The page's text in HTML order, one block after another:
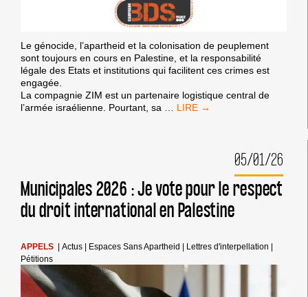
Le génocide, l’apartheid et la colonisation de peuplement
sont toujours en cours en Palestine, et la responsabilité
légale des Etats et institutions qui facilitent ces crimes est
engagée.
La compagnie ZIM est un partenaire logistique central de
l’armée israélienne. Pourtant, sa … TREIZIÈME
INTERNATIONAL
?
TRUMP,
MACRON
:
COMBAT
05/01/26
Municipales 2026 : Je vote pour le respect
du droit international en Palestine
APPELS |Actus Espaces Sans Apartheid Lettres d'interpellation
Pétitions